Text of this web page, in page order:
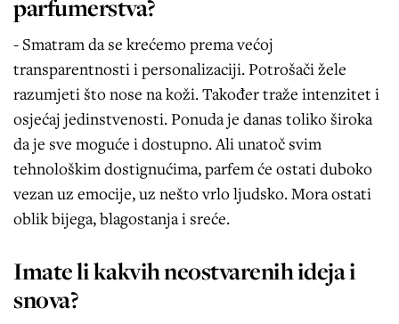
parfumerstva?
- Smatram da se krećemo prema većoj
transparentnosti i personalizaciji. Potrošači žele
razumjeti što nose na koži. Također traže intenzitet i
osjećaj jedinstvenosti. Ponuda je danas toliko široka
da je sve moguće i dostupno. Ali unatoč svim
tehnološkim dostignućima, parfem će ostati duboko
vezan uz emocije, uz nešto vrlo ljudsko. Mora ostati
oblik bijega, blagostanja i sreće.
Imate li kakvih neostvarenih ideja i
snova?